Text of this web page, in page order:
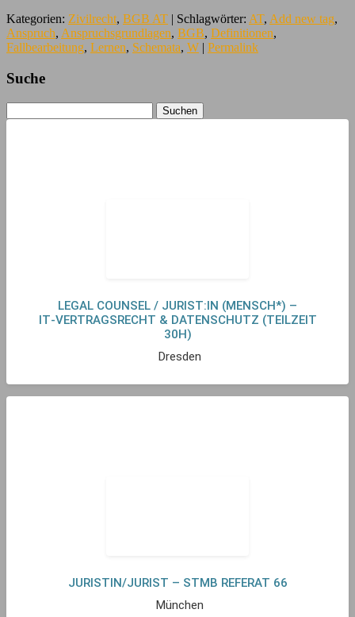
Kategorien: Zivilrecht, BGB AT | Schlagwörter: AT, Add new tag,
Anspruch, Anspruchsgrundlagen, BGB, Definitionen,
Fallbearbeitung, Lernen, Schemata, W | Permalink
Suche
LEGAL COUNSEL / JURIST:IN (MENSCH*) –
IT‑VERTRAGSRECHT & DATENSCHUTZ (TEILZEIT
30H)
Dresden
JURISTIN/JURIST – STMB REFERAT 66
München